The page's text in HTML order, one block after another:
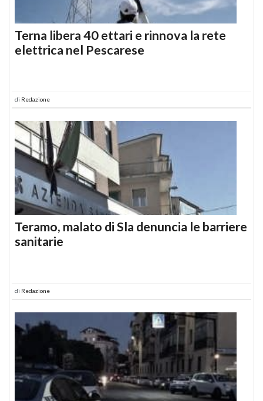
Terna libera 40 ettari e rinnova la rete
elettrica nel Pescarese
di Redazione
Teramo, malato di Sla denuncia le barriere
sanitarie
di Redazione